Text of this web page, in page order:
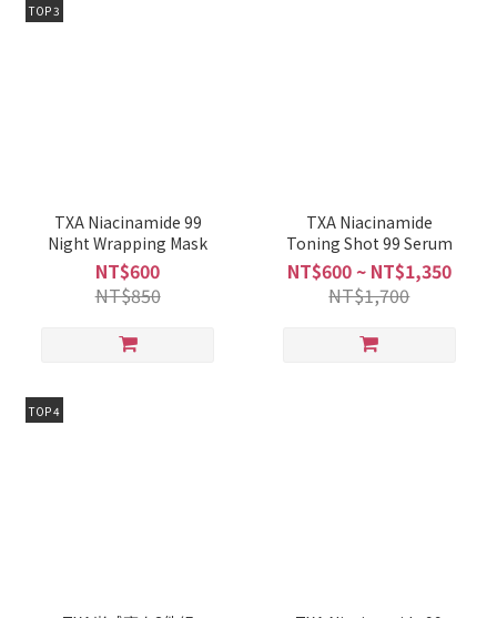
TOP 3
TXA Niacinamide 99
Night Wrapping Mask
NT$600
NT$850
TXA Niacinamide
Toning Shot 99 Serum
NT$600 ~ NT$1,350
NT$1,700
TOP 4